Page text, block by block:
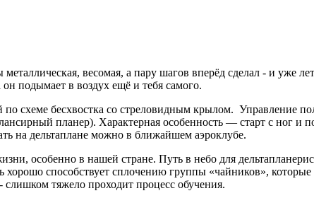
весомая, а пару шагов вперёд сделал - и уже
подымает в воздух ещё и тебя самого.
схеме бесхвостка со стреловидным крылом. Управление
планер). Характерная особенность — старт с ног и
на дельтаплане можно в ближайшем аэроклубе.
особенно в нашей стране. Путь в небо для
хорошо способствует сплочению группы «чайников»,
тяжело проходит процесс обучения.